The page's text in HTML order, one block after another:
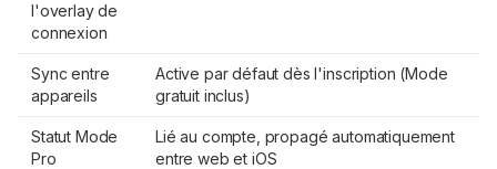
l'overlay de
connexion
Sync entre
appareils
Active par défaut dès l'inscription (Mode
gratuit inclus)
Statut Mode
Pro
Lié au compte, propagé automatiquement
entre web et iOS